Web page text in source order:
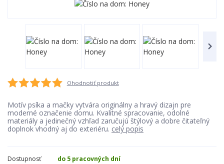
Ohodnotiť produkt
Motív psíka a mačky vytvára originálny a hravý dizajn pre
moderné označenie domu. Kvalitné spracovanie, odolné
materiály a jedinečný vzhľad zaručujú štýlový a dobre čitateľný
doplnok vhodný aj do exteriéru. celý popis
Dostupnosť
do 5 pracovných dní